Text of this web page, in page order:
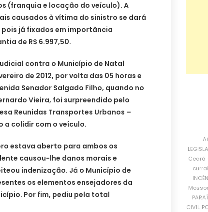
(franquia e locação do veículo). A
causados à vítima do sinistro se dará
já fixados em importância
de R$ 6.997,50.
contra o Município de Natal
de 2012, por volta das 05 horas e
Senador Salgado Filho, quando no
Vieira, foi surpreendido pelo
Reunidas Transportes Urbanos –
a colidir com o veículo.
estava aberto para ambos os
causou-lhe danos morais e
indenização. Já o Município de
os elementos ensejadores da
Por fim, pediu pela total
Ceará
CIVIL